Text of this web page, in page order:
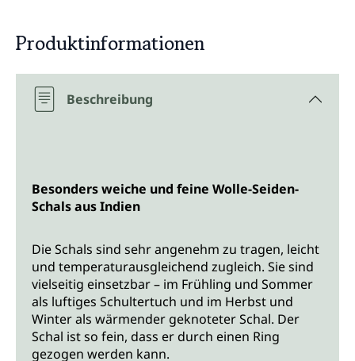
Produktinformationen
Beschreibung
Besonders weiche und feine Wolle-Seiden-
Schals aus Indien
Die Schals sind sehr angenehm zu tragen, leicht
und temperaturausgleichend zugleich. Sie sind
vielseitig einsetzbar – im Frühling und Sommer
als luftiges Schultertuch und im Herbst und
Winter als wärmender geknoteter Schal. Der
Schal ist so fein, dass er durch einen Ring
gezogen werden kann.